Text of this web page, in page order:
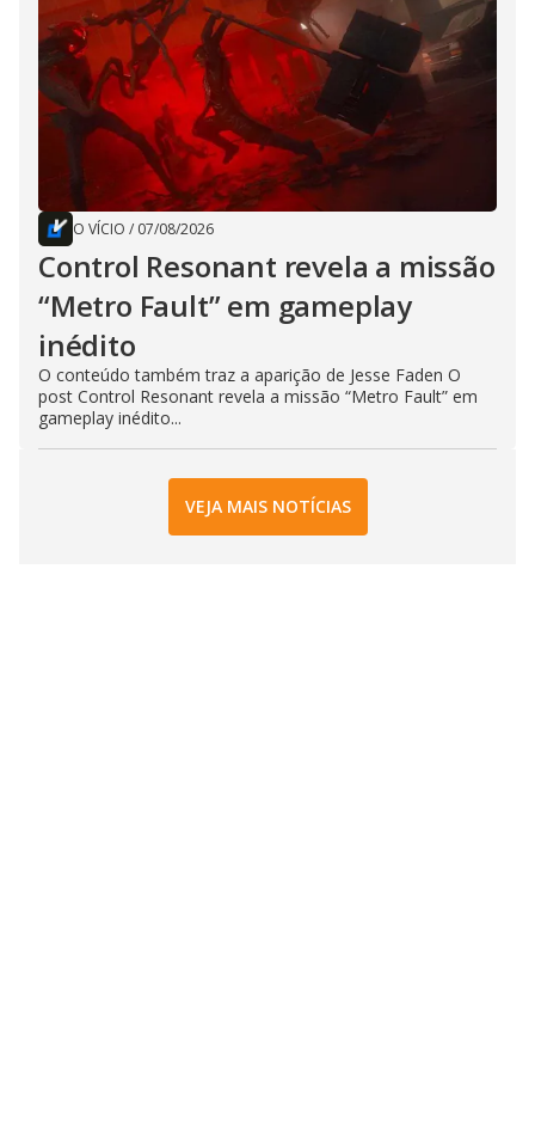
O VÍCIO / 07/08/2026
Control Resonant revela a missão
“Metro Fault” em gameplay
inédito
O conteúdo também traz a aparição de Jesse Faden O
post Control Resonant revela a missão “Metro Fault” em
gameplay inédito...
VEJA MAIS NOTÍCIAS